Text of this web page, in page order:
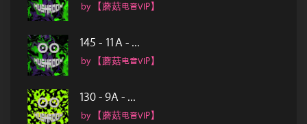
by 【蘑菇电音VIP】
145 - 11A - ...
by 【蘑菇电音VIP】
130 - 9A - ...
by 【蘑菇电音VIP】